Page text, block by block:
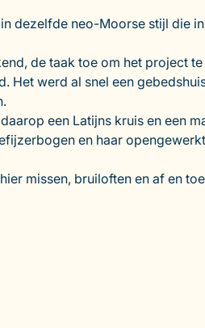
dezelfde neo-Moorse stijl die
de taak toe om het project
Het werd al snel een
een Latijns kruis en een
en haar
missen, bruiloften en af en